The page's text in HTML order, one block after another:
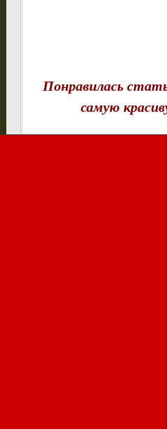
Понравилась
самую